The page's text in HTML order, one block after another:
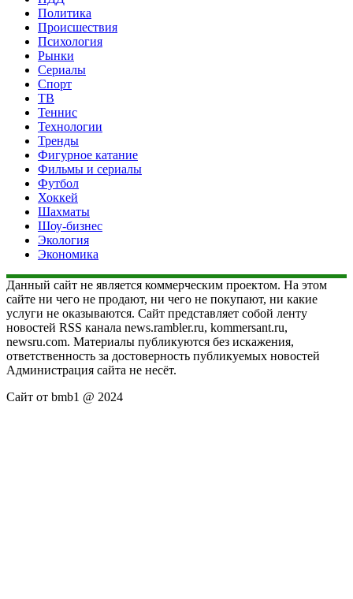
Политика
Происшествия
Психология
Рынки
Сериалы
Спорт
ТВ
Теннис
Технологии
Тренды
Фигурное катание
Фильмы и сериалы
Футбол
Хоккей
Шахматы
Шоу-бизнес
Экология
Экономика
Данный сайт не является коммерческим проектом. На этом
сайте ни чего не продают, ни чего не покупают, ни какие
услуги не оказываются. Сайт представляет собой ленту
новостей RSS канала news.rambler.ru, kommersant.ru,
newsru.com. Материалы публикуются без искажения,
ответственность за достоверность публикуемых новостей
Администрация сайта не несёт.
Сайт от bmb1 @ 2024